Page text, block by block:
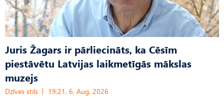
Juris Žagars ir pārliecināts, ka Cēsīm
piestāvētu Latvijas laikmetīgās mākslas
muzejs
Dzīves stils 19:21, 6. Aug, 2026